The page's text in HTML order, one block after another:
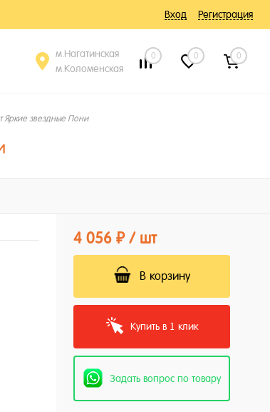
Вход Регистрация
м.Нагатинская
м.Коломенская
0 0 0
Яркие звездные Пони
4 056 ₽ / шт
В корзину
Купить в 1 клик
Задать вопрос по товару